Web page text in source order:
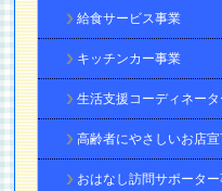
給食サービス事業
キッチンカー事業
生活支援コーディネー
高齢者にやさしいお店
おはなし訪問サポータ